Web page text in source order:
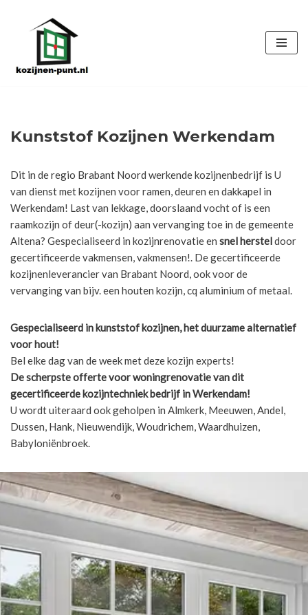
de
Kunststof Kozijnen Werkendam
Dit in de regio Brabant Noord werkende kozijnenbedrijf is U
van dienst met kozijnen voor ramen, deuren en dakkapel in
Werkendam! Last van lekkage, doorslaand vocht of is een
raamkozijn of deur(-kozijn) aan vervanging toe in de gemeente
Altena? Gespecialiseerd in kozijnrenovatie en snel hersteldoor
gecertificeerde vakmensen, vakmensen!. De gecertificeerde
kozijnenleverancier van Brabant Noord, ook voor de
vervanging van bijv. een houten kozijn, cq aluminium of metaal.
Gespecialiseerd in kunststof kozijnen, het duurzame alternatief
voor hout!
Bel elke dag van de week met deze kozijn experts!
De scherpsteofferte voor woningrenovatie van dit
gecertificeerde kozijntechniek bedrijf in Werkendam!
U wordt uiteraard ook geholpen in Almkerk, Meeuwen, Andel,
Dussen, Hank, Nieuwendijk, Woudrichem, Waardhuizen,
Babyloniënbroek.